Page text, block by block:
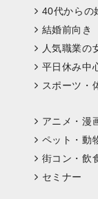
40代からの
結婚前向き
人気職業の
平日休み中
スポーツ・
アニメ・漫
ペット・動
街コン・飲
セミナー